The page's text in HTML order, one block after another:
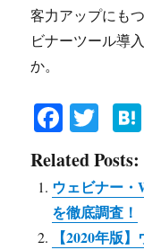
客力アップにも
ビナーツール導
か。
Fa
ce
bo
ok
T
wi
tte
r
Related Posts:
ウェビナー・
を徹底調査！
【2020年版